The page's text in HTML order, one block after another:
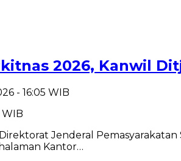
2026, Kanwil
- 16:05 WIB
WIB
Jenderal
Kantor…